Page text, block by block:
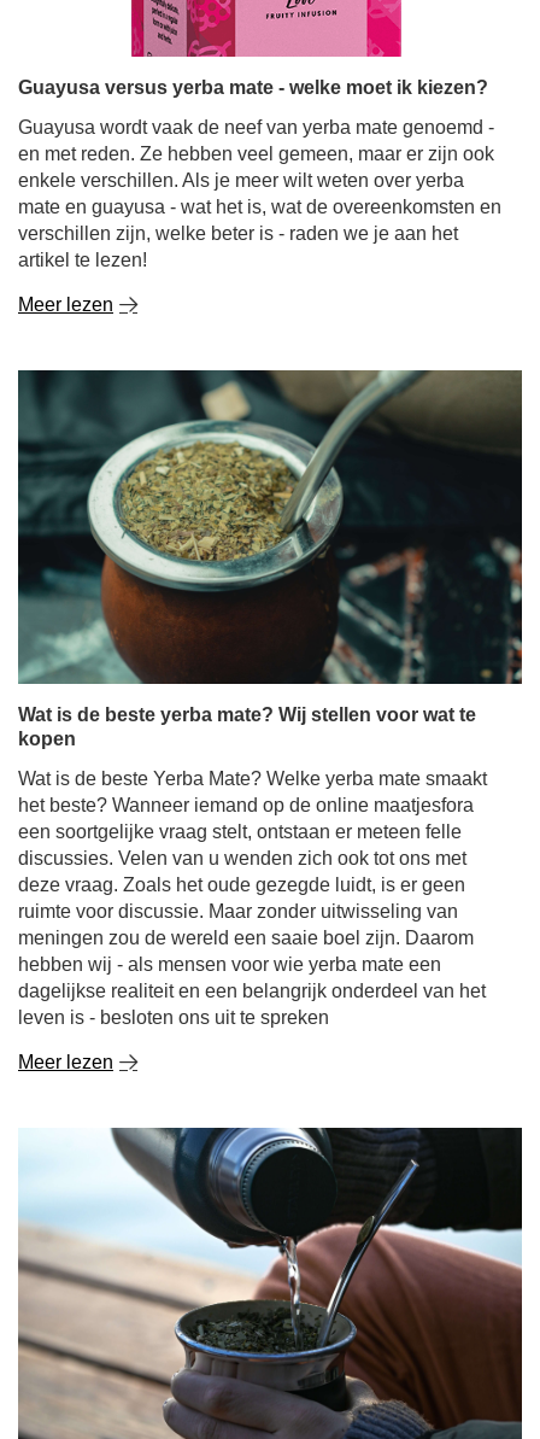
Guayusa versus yerba mate - welke moet ik kiezen?
Guayusa wordt vaak de neef van yerba mate genoemd -
en met reden. Ze hebben veel gemeen, maar er zijn ook
enkele verschillen. Als je meer wilt weten over yerba
mate en guayusa - wat het is, wat de overeenkomsten en
verschillen zijn, welke beter is - raden we je aan het
artikel te lezen!
Meer lezen
Wat is de beste yerba mate? Wij stellen voor wat te
kopen
Wat is de beste Yerba Mate? Welke yerba mate smaakt
het beste? Wanneer iemand op de online maatjesfora
een soortgelijke vraag stelt, ontstaan er meteen felle
discussies. Velen van u wenden zich ook tot ons met
deze vraag. Zoals het oude gezegde luidt, is er geen
ruimte voor discussie. Maar zonder uitwisseling van
meningen zou de wereld een saaie boel zijn. Daarom
hebben wij - als mensen voor wie yerba mate een
dagelijkse realiteit en een belangrijk onderdeel van het
leven is - besloten ons uit te spreken
Meer lezen